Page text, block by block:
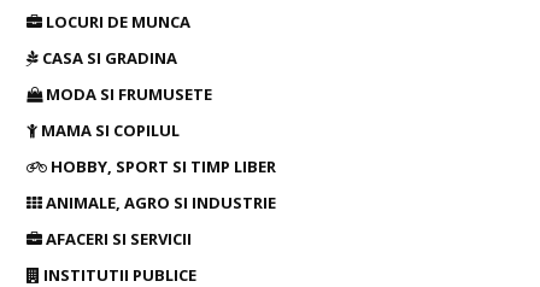
LOCURI DE MUNCA
CASA SI GRADINA
MODA SI FRUMUSETE
MAMA SI COPILUL
HOBBY, SPORT SI TIMP LIBER
ANIMALE, AGRO SI INDUSTRIE
AFACERI SI SERVICII
INSTITUTII PUBLICE